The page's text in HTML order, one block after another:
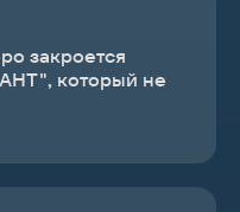
закроется
который не